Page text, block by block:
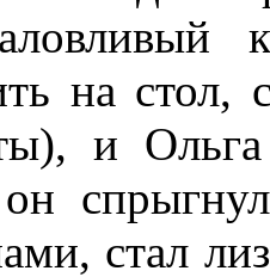
на
и Ольга
он
стал